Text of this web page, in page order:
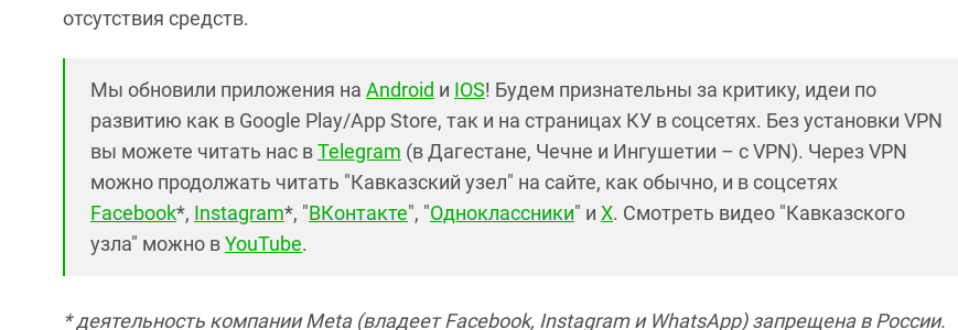
отсутствия средств.
Мы обновили приложения на Android и IOS! Будем признательны за критику, идеи по
развитию как в Google Play/App Store, так и на страницах КУ в соцсетях. Без установки VPN
вы можете читать нас вTelegram (в Дагестане, Чечне и Ингушетии – с VPN). Через VPN
можно продолжать читать "Кавказский узел" на сайте, как обычно, и в соцсетях
Facebook*, Instagram*, "ВКонтакте", "Одноклассники" и X. Смотреть видео "Кавказского
узла" можно вYouTube.
* деятельность компании Meta (владеет Facebook, Instagram и WhatsApp) запрещена в России.